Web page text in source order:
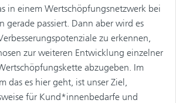
in einem Wertschöpfungsnetzwerk bei
gerade passiert. Dann aber wird es
zu erkennen,
zur weiteren Entwicklung einzelner
abzugeben. Im
das es hier geht, ist unser Ziel,
für Kund*innenbedarfe und